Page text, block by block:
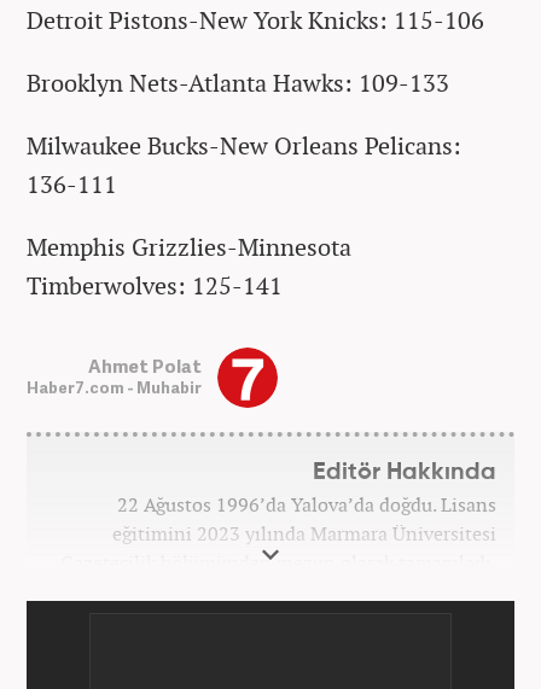
Detroit Pistons-New York Knicks: 115-106
Brooklyn Nets-Atlanta Hawks: 109-133
Milwaukee Bucks-New Orleans Pelicans:
136-111
Memphis Grizzlies-Minnesota
Timberwolves: 125-141
Ahmet Polat
Haber7.com - Muhabir
Editör Hakkında
22 Ağustos 1996’da Yalova’da doğdu. Lisans
eğitimini 2023 yılında Marmara Üniversitesi
Gazetecilik bölümünden mezun olarak tamamladı.